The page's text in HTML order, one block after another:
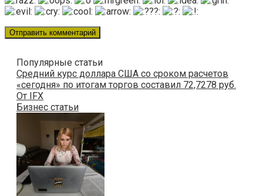
Популярные статьи
Средний курс доллара США со сроком расчетов
«сегодня» по итогам торгов составил 72,7278 руб.
От IFX
Бизнес статьи